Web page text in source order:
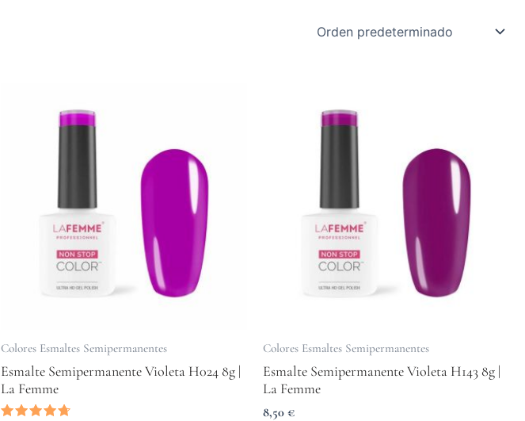
Colores Esmaltes Semipermanentes
Esmalte Semipermanente Violeta H024 8g |
La Femme
Colores Esmaltes Semipermanentes
Esmalte Semipermanente Violeta H143 8g |
La Femme
8,50 €